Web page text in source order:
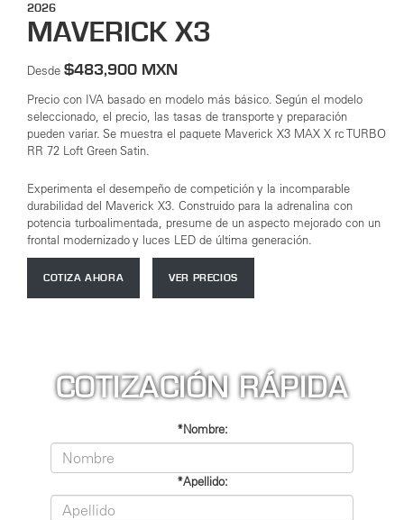
2026
MAVERICK X3
Desde $483,900 MXN
Precio con IVA basado en modelo más básico. Según el modelo
seleccionado, el precio, las tasas de transporte y preparación
pueden variar. Se muestra el paquete Maverick X3 MAX X rc TURBO
RR 72 Loft Green Satin.
Experimenta el desempeño de competición y la incomparable
durabilidad del Maverick X3. Construido para la adrenalina con
potencia turboalimentada, presume de un aspecto mejorado con un
frontal modernizado y luces LED de última generación.
COTIZA AHORA VER PRECIOS
COTIZACIÓN RÁPIDA
*Nombre:
*Apellido: